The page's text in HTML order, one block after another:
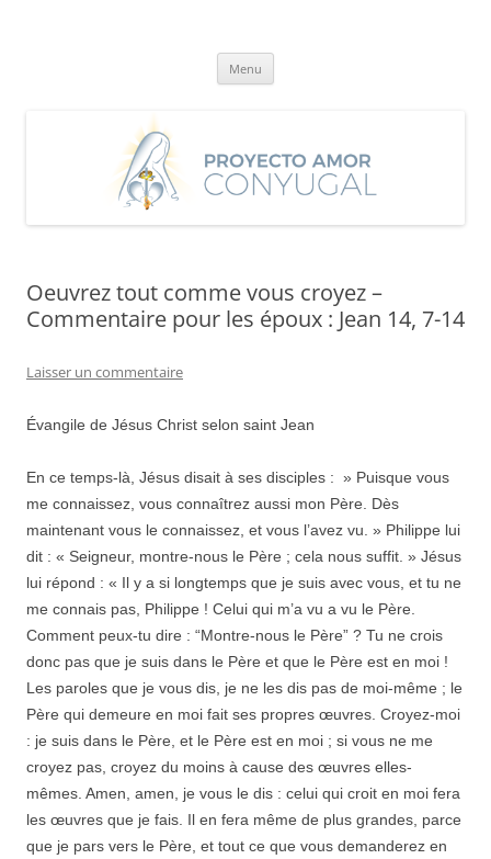
Menu
Oeuvrez tout comme vous croyez –
Commentaire pour les époux : Jean 14, 7-14
Laisser un commentaire
Évangile de Jésus Christ selon saint Jean
En ce temps-là, Jésus disait à ses disciples : » Puisque vous
me connaissez, vous connaîtrez aussi mon Père. Dès
maintenant vous le connaissez, et vous l’avez vu. » Philippe lui
dit : « Seigneur, montre-nous le Père ; cela nous suffit. » Jésus
lui répond : « Il y a si longtemps que je suis avec vous, et tu ne
me connais pas, Philippe ! Celui qui m’a vu a vu le Père.
Comment peux-tu dire : “Montre-nous le Père” ? Tu ne crois
donc pas que je suis dans le Père et que le Père est en moi !
Les paroles que je vous dis, je ne les dis pas de moi-même ; le
Père qui demeure en moi fait ses propres œuvres. Croyez-moi
: je suis dans le Père, et le Père est en moi ; si vous ne me
croyez pas, croyez du moins à cause des œuvres elles-
mêmes. Amen, amen, je vous le dis : celui qui croit en moi fera
les œuvres que je fais. Il en fera même de plus grandes, parce
que je pars vers le Père, et tout ce que vous demanderez en